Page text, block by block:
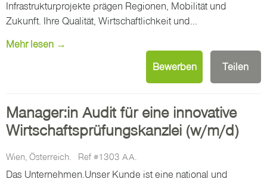
Infrastrukturprojekte prägen Regionen, Mobilität und
Zukunft. Ihre Qualität, Wirtschaftlichkeit und...
Mehr lesen →
Bewerben Teilen
Manager:in Audit für eine innovative
Wirtschaftsprüfungskanzlei (w/m/d)
Wien, Österreich. Ref #1303 AA.
Das Unternehmen.Unser Kunde ist eine national und